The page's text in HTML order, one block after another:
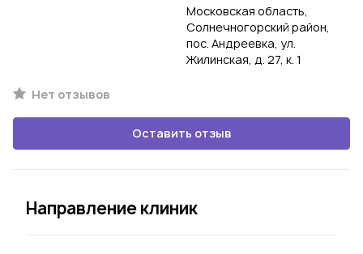
Московская область,
Солнечногорский район,
пос. Андреевка, ул.
Жилинская, д. 27, к. 1
Нет отзывов
Оставить отзыв
Направление клиник